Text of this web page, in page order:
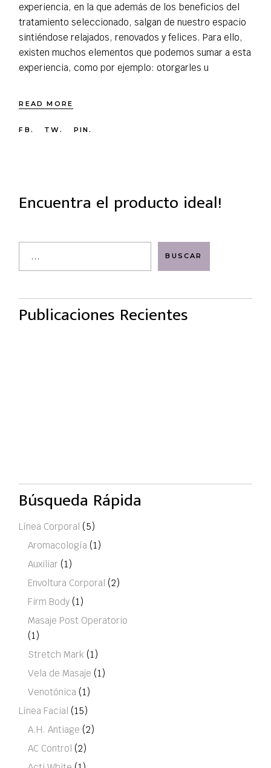
experiencia, en la que además de los beneficios del
tratamiento seleccionado, salgan de nuestro espacio
sintiéndose relajados, renovados y felices. Para ello,
existen muchos elementos que podemos sumar a esta
experiencia, como por ejemplo: otorgarles u
READ MORE
FB. TW. PIN.
Encuentra el producto ideal!
Search
BUSCAR
Publicaciones Recientes
Búsqueda Rápida
Línea Corporal (5)
Aromacología (1)
Auxiliar (1)
Envoltura Corporal (2)
Firm Body (1)
Masaje Post Operatorio
(1)
Stretch Mark (1)
Vela de Masaje (1)
Venotónica (1)
Línea Facial (15)
A.H. Antiage (2)
AC Control (2)